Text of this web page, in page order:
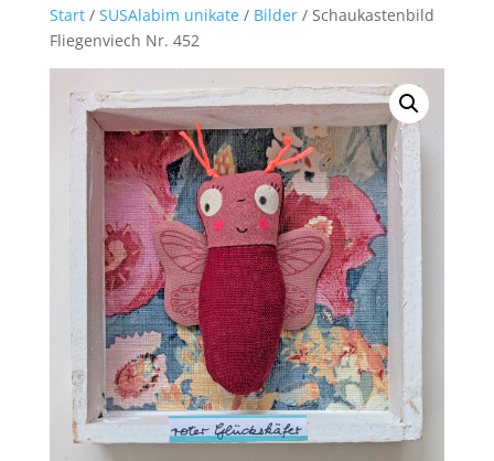
Start/ SUSAlabim unikate/ Bilder/ Schaukastenbild
Fliegenviech Nr. 452